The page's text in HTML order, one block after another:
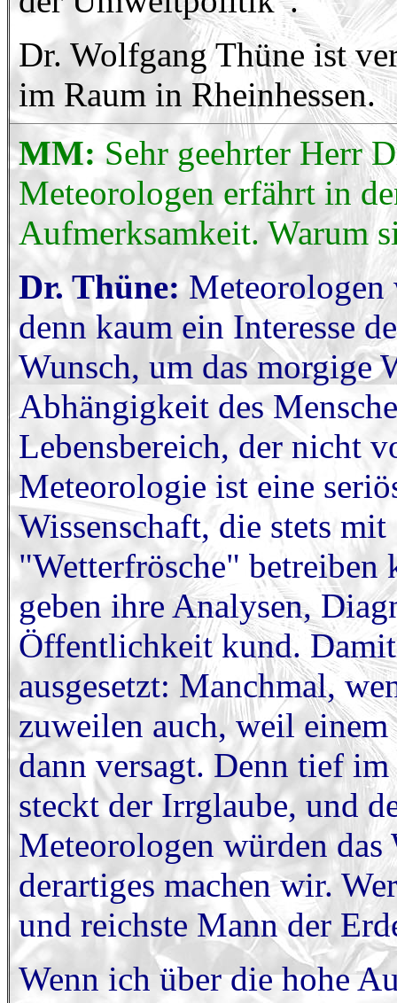
Dr. Wolfgang Thüne ist
im Raum in Rheinhessen.
MM: Sehr geehrter Herr
Meteorologen erfährt in
Aufmerksamkeit. Warum
Dr. Thüne:Meteorologen
denn kaum ein Interesse
Wunsch, um das morgige
Abhängigkeit des
Lebensbereich, der nicht
Meteorologie ist eine
Wissenschaft, die stets
"Wetterfrösche" betreiben
geben ihre Analysen,
Öffentlichkeit kund.
ausgesetzt: Manchmal,
zuweilen auch, weil
dann versagt. Denn tief
steckt der Irrglaube, und
Meteorologen würden
derartiges machen wir.
und reichste Mann der
Wenn ich über die hohe